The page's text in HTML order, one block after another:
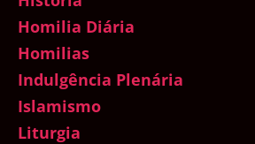
Homilia Diária
Homilias
Indulgência Plenária
Islamismo
Liturgia